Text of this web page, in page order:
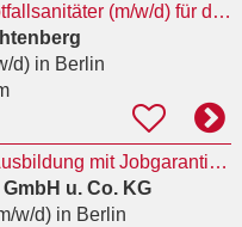
Pflegefachkraft / Notfallsanitäter (m/w/d) für die Rettungsstelle
d)in Berlin
Rettungssanitäter Ausbildung mit Jobgarantie in 3 Monaten
u. Co. KG
w/d)in Berlin